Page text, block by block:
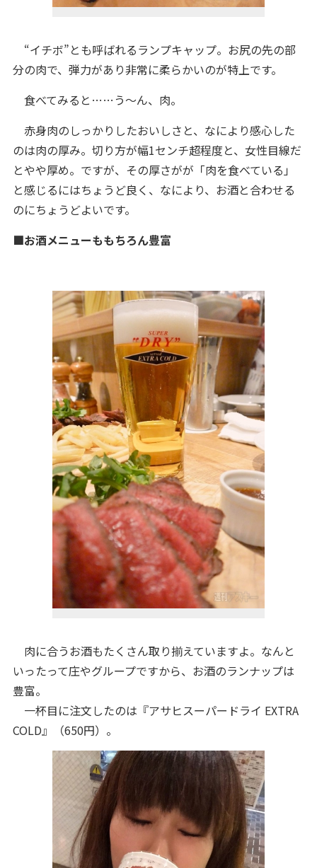
“イチボ”とも呼ばれるランプキャップ。お尻の先の部
分の肉で、弾力があり非常に柔らかいのが特上です。
食べてみると……う～ん、肉。
赤身肉のしっかりしたおいしさと、なにより感心した
のは肉の厚み。切り方が幅1センチ超程度と、女性目線だ
とやや厚め。ですが、その厚さがが「肉を食べている」
と感じるにはちょうど良く、なにより、お酒と合わせる
のにちょうどよいです。
■お酒メニューももちろん豊富
肉に合うお酒もたくさん取り揃えていますよ。なんと
いったって庄やグループですから、お酒のランナップは
豊富。
一杯目に注文したのは『アサヒスーパードライ EXTRA
COLD』（650円）。